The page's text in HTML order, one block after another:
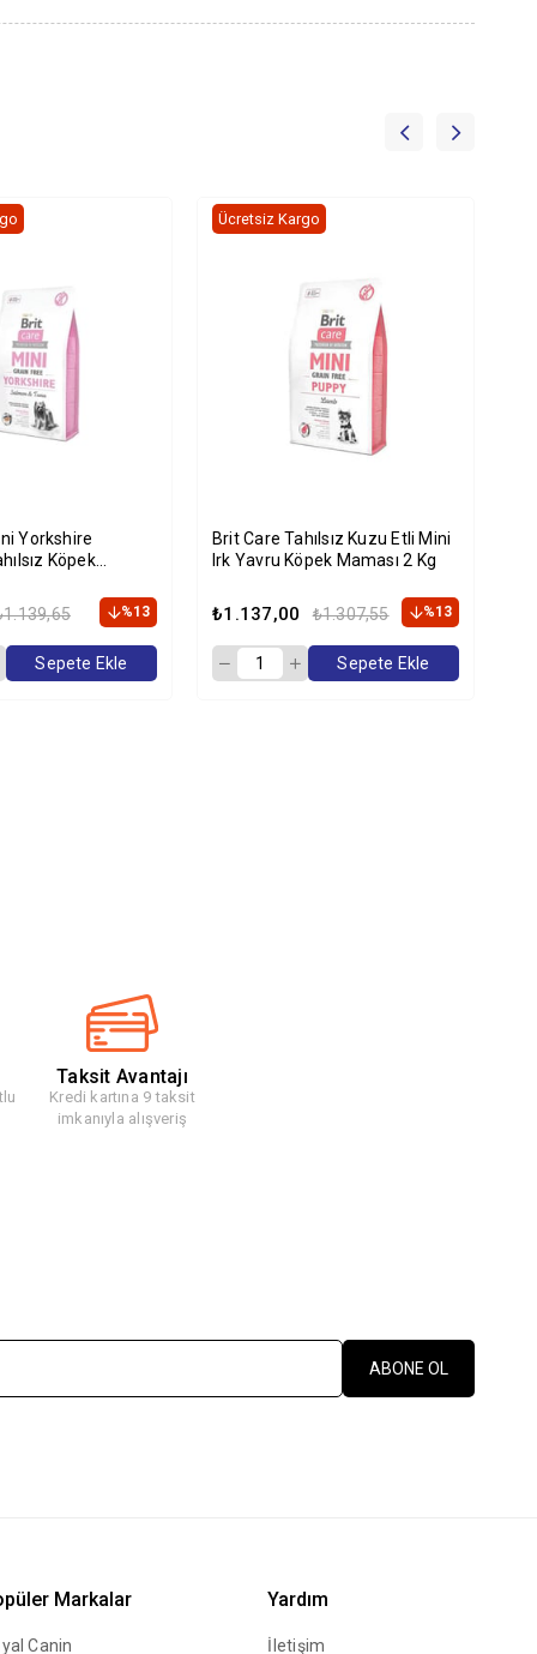
Yorkshire
Köpek
%13
Sepete Ekle
Brit Care Tahılsız Kuzu Etli Mini
Irk Yavru Köpek Maması 2 Kg
₺1.137,00 ₺1.307,55 %13
Ücretsiz Kargo
Sepete Ekle
Taksit Avantajı
Kredi kartına 9 taksit
imkanıyla alışveriş
ABONE OL
Markalar
Canin
Yardım
İletişim